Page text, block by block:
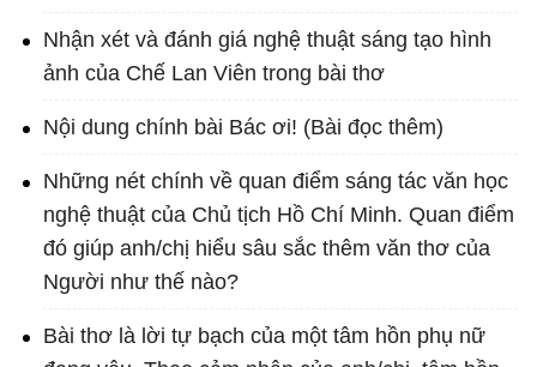
Nhận xét và đánh giá nghệ thuật sáng tạo hình
ảnh của Chế Lan Viên trong bài thơ
Nội dung chính bài Bác ơi! (Bài đọc thêm)
Những nét chính về quan điểm sáng tác văn học
nghệ thuật của Chủ tịch Hồ Chí Minh. Quan điểm
đó giúp anh/chị hiểu sâu sắc thêm văn thơ của
Người như thế nào?
Bài thơ là lời tự bạch của một tâm hồn phụ nữ